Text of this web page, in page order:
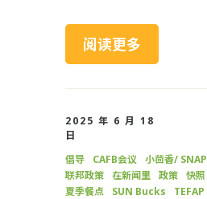
阅读更多
2025 年 6 月 18
日
倡导
CAFB会议 小茴香/ SNAP
联邦政策
在新闻里 政策 快照
夏季餐点
SUN Bucks TEFAP